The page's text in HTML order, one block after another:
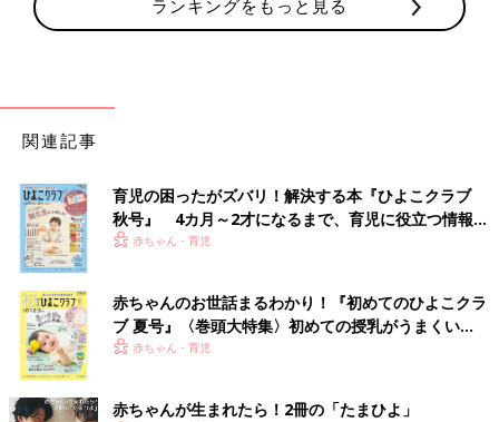
ランキングをもっと見る
関連記事
育児の困ったがズバリ！解決する本『ひよこクラブ
秋号』 4カ月～2才になるまで、育児に役立つ情報が
いっぱい！
赤ちゃん・育児
赤ちゃんのお世話まるわかり！『初めてのひよこクラ
ブ 夏号』〈巻頭大特集〉初めての授乳がうまくい
く！ おっぱい・ミルクの基本と夏のトラブル 解決テ
赤ちゃん・育児
赤ちゃんが生まれたら！2冊の「たまひよ」